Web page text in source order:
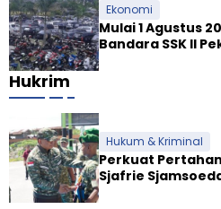
Ekonomi
Mulai 1 Agustus
Bandara SSK II
Hukrim
Hukum & Kriminal
Perkuat
Sjafrie